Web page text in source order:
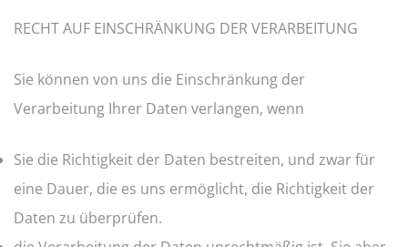
RECHT AUF EINSCHRÄNKUNG DER VERARBEITUNG
Sie können von uns die Einschränkung der
Verarbeitung Ihrer Daten verlangen, wenn
Sie die Richtigkeit der Daten bestreiten, und zwar für
eine Dauer, die es uns ermöglicht, die Richtigkeit der
Daten zu überprüfen.